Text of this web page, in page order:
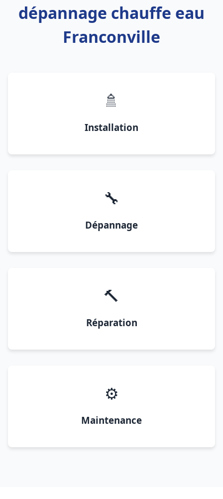
dépannage chauffe eau
Franconville
🚿
Installation
🔧
Dépannage
🔨
Réparation
⚙️
Maintenance